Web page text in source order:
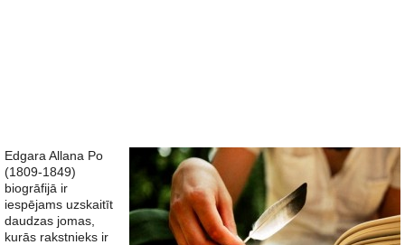
Edgara Allana Po
(1809-1849)
biogrāfijā ir
iespējams uzskaitīt
daudzas jomas,
kurās rakstnieks ir